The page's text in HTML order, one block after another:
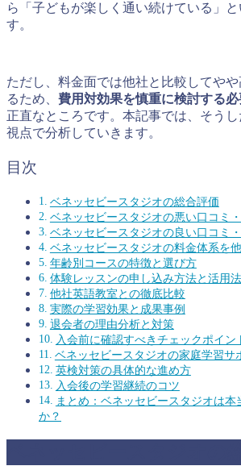
ら「子どもが楽しく通い続けている」
す。
ただし、料金面では他社と比較してや
るため、 費用対効果を慎重に検討する
正直なところです。本記事では、そう
視点で分析していきます。
目次
ベネッセビースタジオの総合評価
ベネッセビースタジオの悪い口コミ
ベネッセビースタジオの良い口コミ
ベネッセビースタジオの料金体系を
年齢別コースの特徴と選び方
体験レッスンの申し込み方法と活用法
他社英語教室との徹底比較
実際の学習効果と成果事例
退会者の理由分析と対策
入会前に確認すべきチェックポイン
ベネッセビースタジオの家庭学習サ
英検対策の具体的な進め方
入会後の学習継続のコツ
まとめ：ベネッセビースタジオは本
か？